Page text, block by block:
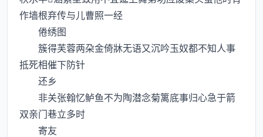
作墙根弃传与儿曹照一经
倦绣图
簇得芙蓉两朶金倚牀无语又沉吟玉奴都不知人事
抵死相催下防针
还乡
非关张翰忆鲈鱼不为陶潜念菊篱底事归心急于箭
双亲门巷立多时
寄友